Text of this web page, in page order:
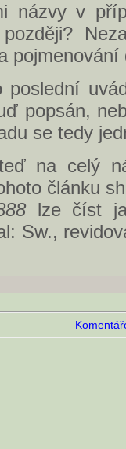
názvy v
pojmenování
poslední
popsán,
se tedy
na celý
článku
lze číst
Sw.,